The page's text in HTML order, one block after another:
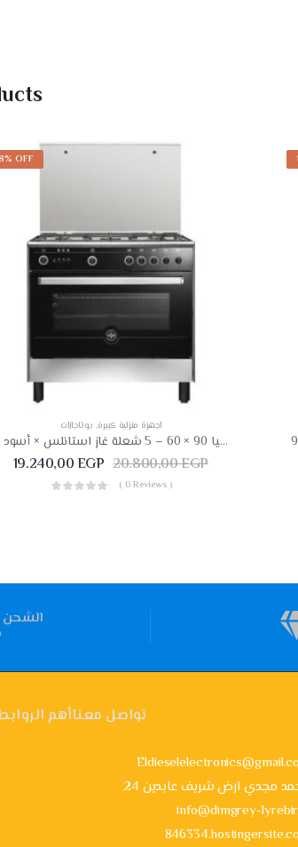
OFF
أجهزة منزلية كبيرة, بوتاجازات
بوتاجاز لاجيرمانيا 90 × 60 – 5 شعلة غاز استانلس × أسود 9N10GUB1X4AWW
19.240,00EGP 20.800,00EGP
( 0 Reviews )
الشحن
أهمتواصل معنا
محمد مجدي ارض شريف عابدين
info@dimgrey-